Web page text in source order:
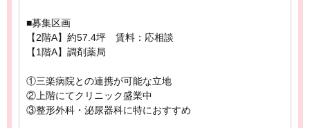
■募集区画
【2階A】約57.4坪 賃料：応相談
【1階A】調剤薬局
①三楽病院との連携が可能な立地
②上階にてクリニック盛業中
③整形外科・泌尿器科に特におすすめ